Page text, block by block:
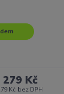
279 Kč
Kč bez DPH